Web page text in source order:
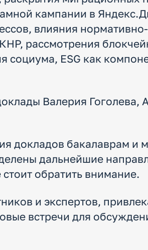
кампании в
влияния
рассмотрения
социума, ESG как
Валерия Гоголева,
докладов бакалаврам и
дальнейшие
обратить внимание.
и экспертов,
встречи для